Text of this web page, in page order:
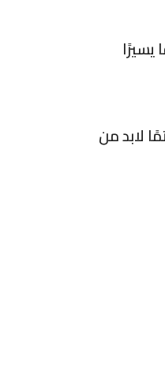
يسيرًا
لابد من